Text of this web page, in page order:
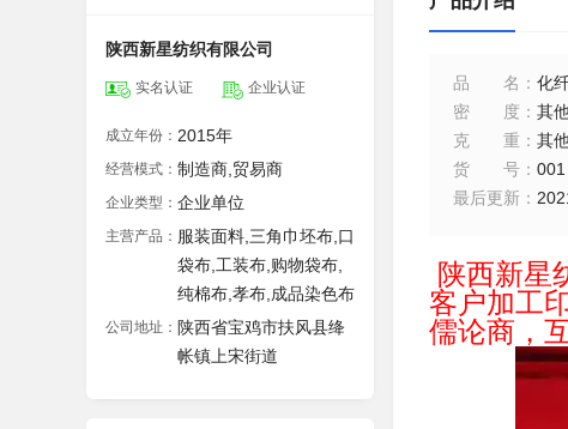
陕西新星纺织有限公司
实名认证 企业认证
成立年份： 2015年
经营模式： 制造商,贸易商
企业类型： 企业单位
主营产品： 服装面料,三角巾坯布,口
袋布,工装布,购物袋布,
纯棉布,孝布,成品染色布
公司地址： 陕西省宝鸡市扶风县绛
帐镇上宋街道
品名 ： 化
密度 ： 其
克重 ： 其
货号 ： 001
最后更新 ：
陕西新星
客户加工
儒论商，